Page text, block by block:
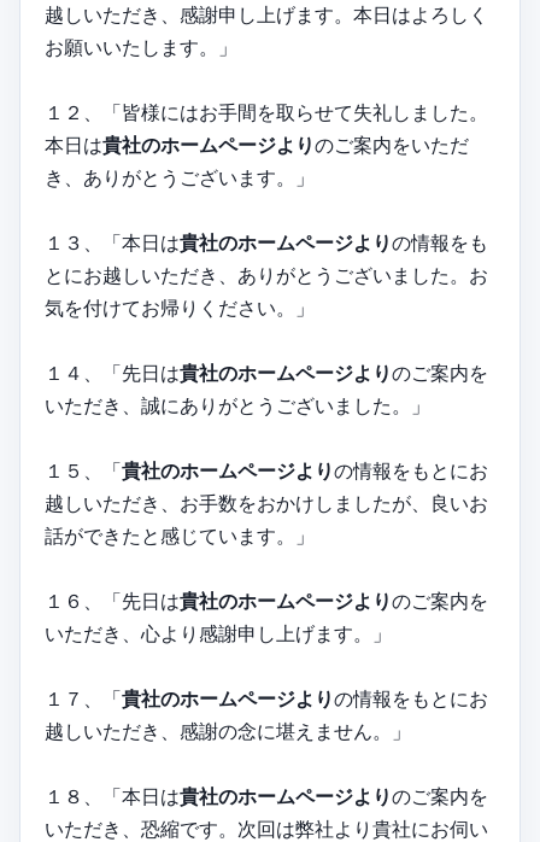
越しいただき、感謝申し上げます。本日はよろしく
お願いいたします。」
１２、「皆様にはお手間を取らせて失礼しました。
本日は貴社のホームページよりのご案内をいただ
き、ありがとうございます。」
１３、「本日は貴社のホームページよりの情報をも
とにお越しいただき、ありがとうございました。お
気を付けてお帰りください。」
１４、「先日は貴社のホームページよりのご案内を
いただき、誠にありがとうございました。」
１５、「貴社のホームページよりの情報をもとにお
越しいただき、お手数をおかけしましたが、良いお
話ができたと感じています。」
１６、「先日は貴社のホームページよりのご案内を
いただき、心より感謝申し上げます。」
１７、「貴社のホームページよりの情報をもとにお
越しいただき、感謝の念に堪えません。」
１８、「本日は貴社のホームページよりのご案内を
いただき、恐縮です。次回は弊社より貴社にお伺い